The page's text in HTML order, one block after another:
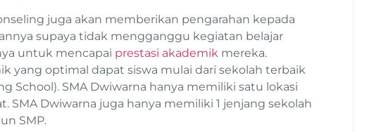
juga akan memberikan pengarahan kepada
supaya tidak mengganggu kegiatan belajar
untuk mencapai prestasi akademik mereka.
yang optimal dapat siswa mulai dari sekolah terbaik
School). SMA Dwiwarna hanya memiliki satu lokasi
SMA Dwiwarna juga hanya memiliki 1 jenjang sekolah
SMP.